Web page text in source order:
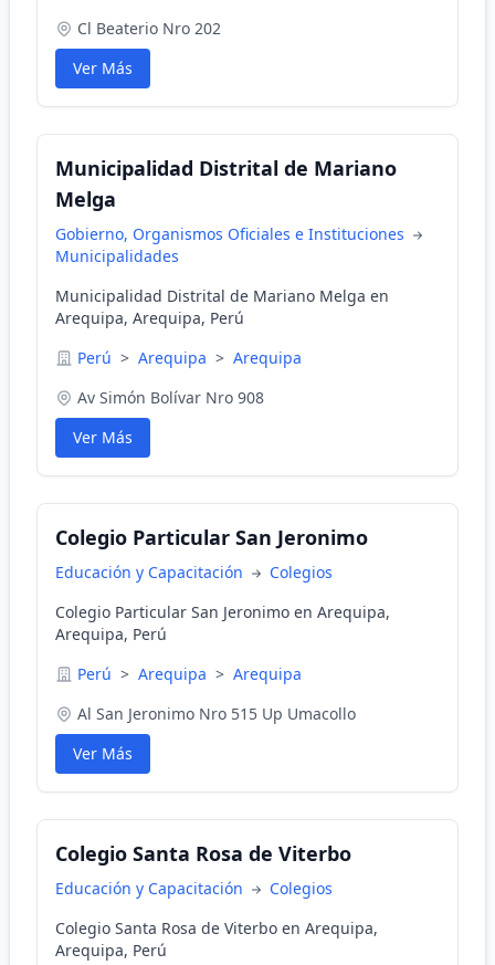
Cl Beaterio Nro 202
Ver Más
Municipalidad Distrital de Mariano
Melga
Gobierno, Organismos Oficiales e Instituciones
Municipalidades
Municipalidad Distrital de Mariano Melga en
Arequipa, Arequipa, Perú
Perú > Arequipa > Arequipa
Av Simón Bolívar Nro 908
Ver Más
Colegio Particular San Jeronimo
Educación y Capacitación
Colegios
Colegio Particular San Jeronimo en Arequipa,
Arequipa, Perú
Perú > Arequipa > Arequipa
Al San Jeronimo Nro 515 Up Umacollo
Ver Más
Colegio Santa Rosa de Viterbo
Educación y Capacitación
Colegios
Colegio Santa Rosa de Viterbo en Arequipa,
Arequipa, Perú